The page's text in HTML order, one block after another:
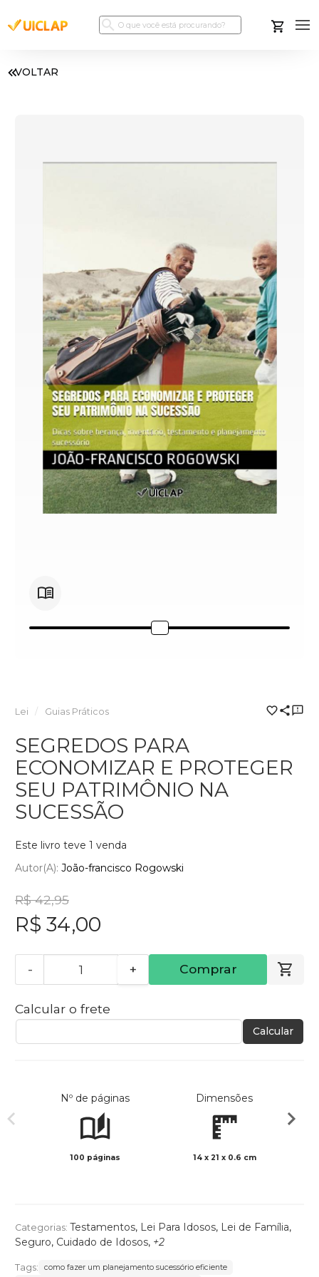
VOLTAR
Lei Guias Práticos
SEGREDOS PARA
ECONOMIZAR E PROTEGER
SEU PATRIMÔNIO NA
SUCESSÃO
Este livro teve 1 venda
Autor(a): João-francisco Rogowski
R$ 42,95
R$ 34,00
- + Comprar
Calcular o frete
Calcular
Nº de páginas
100 páginas
Dimensões
14 x 21 x 0.6 cm
Categorias: Testamentos, Lei Para Idosos, Lei de Família,
Seguro, Cuidado de Idosos, +2
Tags: como fazer um planejamento sucessório eficiente